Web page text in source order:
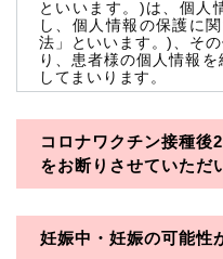
といいます。)は、個人
し、個人情報の保護に
法」といいます。)、そ
り、患者様の個人情報
してまいります。
※TCBグループとは以下
・一般社団法人メディカ
・医療法人社団創彩会
コロナワクチン接種後
をお断りさせていただ
妊娠中・妊娠の可能性